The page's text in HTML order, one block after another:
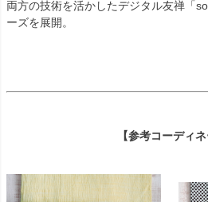
両方の技術を活かしたデジタル友禅「
ーズを展開。
【参考コーディネ